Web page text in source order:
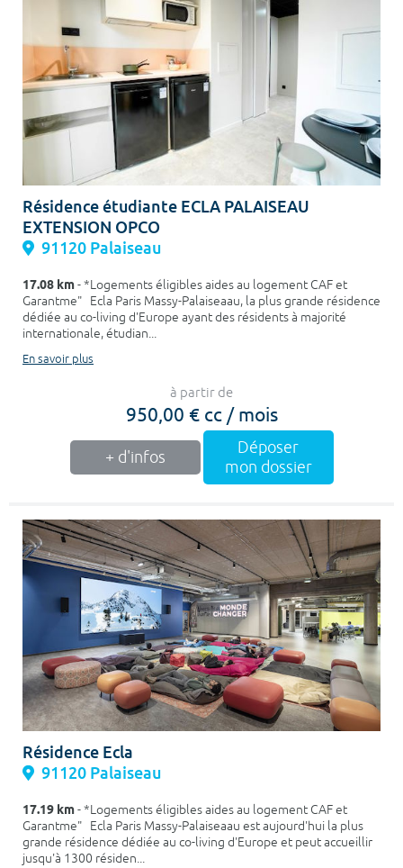
Résidence étudiante ECLA PALAISEAU
EXTENSION OPCO
91120 Palaiseau
17.08 km- *Logements éligibles aides au logement CAF et
Garantme" Ecla Paris Massy-Palaiseaau, la plus grande résidence
dédiée au co-living d'Europe ayant des résidents à majorité
internationale, étudian...
En savoir plus
à partir de
950,00 € cc / mois
+ d'infos
Déposer
mon dossier
Résidence Ecla
91120 Palaiseau
17.19 km- *Logements éligibles aides au logement CAF et
Garantme" Ecla Paris Massy-Palaiseaau est aujourd'hui la plus
grande résidence dédiée au co-living d'Europe et peut accueillir
jusqu'à 1300 résiden...